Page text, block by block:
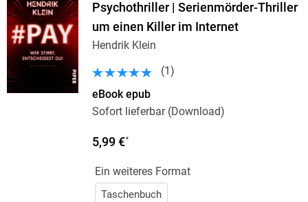
Psychothriller | Serienmörder-Thriller
um einen Killer im Internet
Hendrik Klein
(1 )
eBook epub
Sofort lieferbar (Download)
5,99 €*
Ein weiteres Format
Taschenbuch